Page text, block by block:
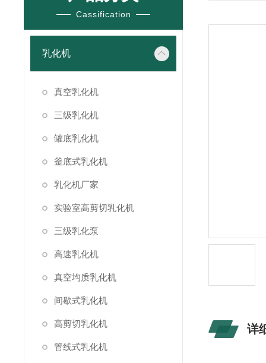
Cassification
乳化机
真空乳化机
三级乳化机
罐底乳化机
釜底式乳化机
乳化机厂家
实验室高剪切乳化机
三级乳化泵
高速乳化机
真空均质乳化机
间歇式乳化机
高剪切乳化机
管线式乳化机
详